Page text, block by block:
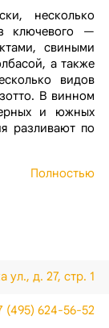
несколько
ключевого —
свиными
а также
видов
В винном
и южных
разливают по
Полностью
ул., д. 27, стр. 1
(495) 624-56-52